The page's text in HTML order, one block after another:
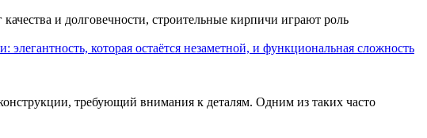
и долговечности, строительные кирпичи играют роль
элегантность, которая остаётся незаметной, и функциональная сложность
требующий внимания к деталям. Одним из таких часто